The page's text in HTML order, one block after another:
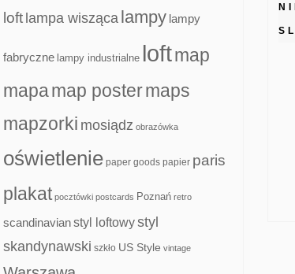
loft lampa wisząca lampy lampy
fabryczne lampy industrialne loftmap
mapamap postermaps
mapzorki mosiądz obrazówka
oświetlenie paper goods papier paris
plakat pocztówki postcards Poznań retro
scandinavianstyl loftowystyl
skandynawski szkło US Style vintage